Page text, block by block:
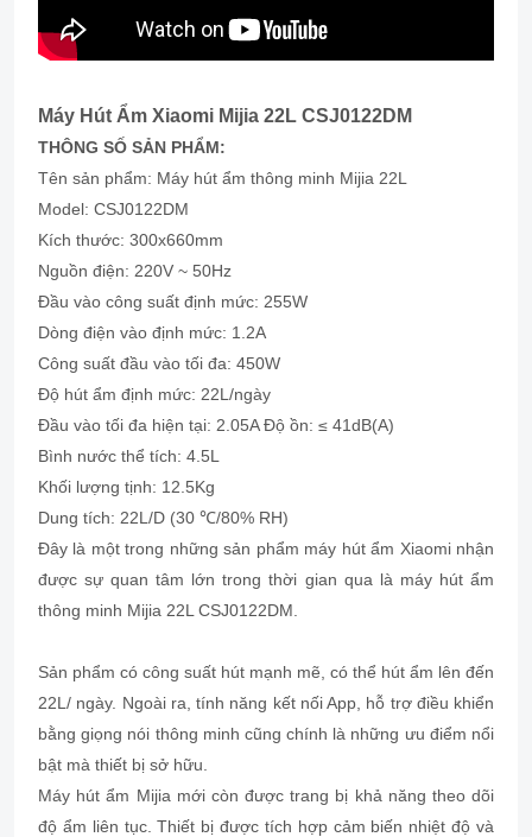
Máy Hút Ẩm Xiaomi Mijia 22L CSJ0122DM
THÔNG SỐ SẢN PHẨM:
Tên sản phẩm: Máy hút ẩm thông minh Mijia 22L
Model: CSJ0122DM
Kích thước: 300x660mm
Nguồn điện: 220V ~ 50Hz
Đầu vào công suất định mức: 255W
Dòng điện vào định mức: 1.2A
Công suất đầu vào tối đa: 450W
Độ hút ẩm định mức: 22L/ngày
Đầu vào tối đa hiện tại: 2.05A Độ ồn: ≤ 41dB(A)
Bình nước thể tích: 4.5L
Khối lượng tịnh: 12.5Kg
Dung tích: 22L/D (30 ℃/80% RH)
Đây là một trong những sản phẩm máy hút ẩm Xiaomi nhận
được sự quan tâm lớn trong thời gian qua là máy hút ẩm
thông minh Mijia 22L CSJ0122DM.
Sản phẩm có công suất hút mạnh mẽ, có thể hút ẩm lên đến
22L/ ngày. Ngoài ra, tính năng kết nối App, hỗ trợ điều khiển
bằng giọng nói thông minh cũng chính là những ưu điểm nổi
bật mà thiết bị sở hữu.
Máy hút ẩm Mijia mới còn được trang bị khả năng theo dõi
độ ẩm liên tục. Thiết bị được tích hợp cảm biến nhiệt độ và